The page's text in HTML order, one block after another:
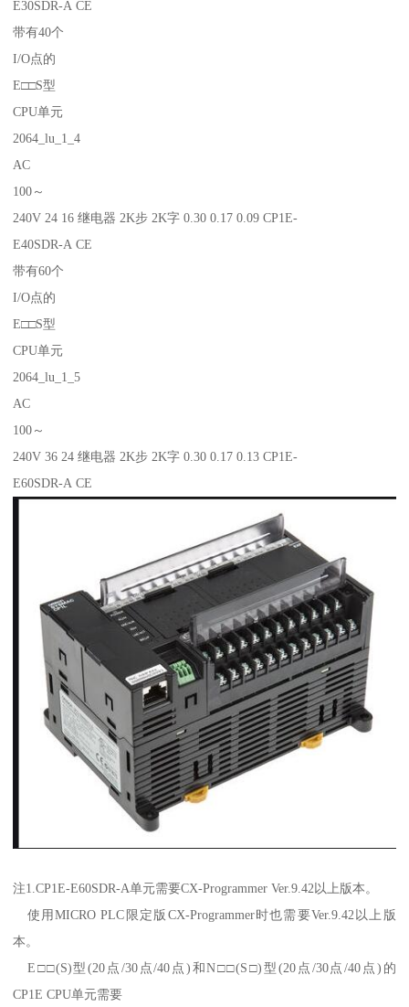
E30SDR-A CE
带有40个
I/O点的
E□□S型
CPU单元
2064_lu_1_4
AC
100～
240V 24 16 继电器 2K步 2K字 0.30 0.17 0.09 CP1E-
E40SDR-A CE
带有60个
I/O点的
E□□S型
CPU单元
2064_lu_1_5
AC
100～
240V 36 24 继电器 2K步 2K字 0.30 0.17 0.13 CP1E-
E60SDR-A CE
注1.CP1E-E60SDR-A单元需要CX-Programmer Ver.9.42以上版本。
使用MICRO PLC限定版CX-Programmer时也需要Ver.9.42以上版
本。
E□□(S)型(20点/30点/40点)和N□□(S□)型(20点/30点/40点)的
CP1E CPU单元需要